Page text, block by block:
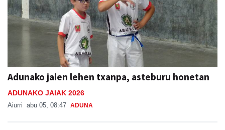
Adunako jaien lehen txanpa, asteburu honetan
ADUNAKO JAIAK 2026
Aiurri abu 05, 08:47 ADUNA